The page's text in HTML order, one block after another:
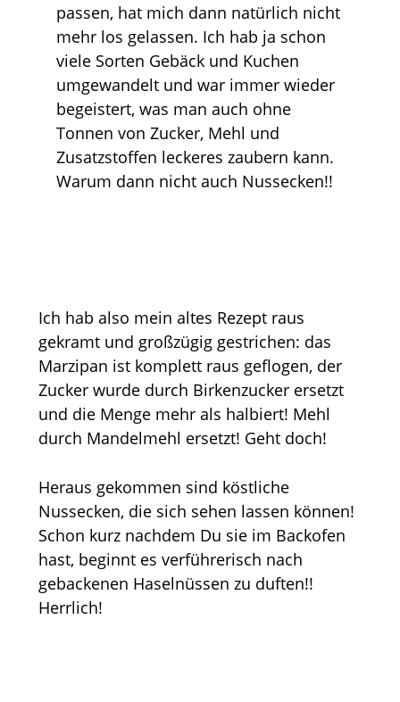
passen, hat mich dann natürlich nicht
mehr los gelassen. Ich hab ja schon
viele Sorten Gebäck und Kuchen
umgewandelt und war immer wieder
begeistert, was man auch ohne
Tonnen von Zucker, Mehl und
Zusatzstoffen leckeres zaubern kann.
Warum dann nicht auch Nussecken!!
Ich hab also mein altes Rezept raus
gekramt und großzügig gestrichen: das
Marzipan ist komplett raus geflogen, der
Zucker wurde durch Birkenzucker ersetzt
und die Menge mehr als halbiert! Mehl
durch Mandelmehl ersetzt! Geht doch!
Heraus gekommen sind köstliche
Nussecken, die sich sehen lassen können!
Schon kurz nachdem Du sie im Backofen
hast, beginnt es verführerisch nach
gebackenen Haselnüssen zu duften!!
Herrlich!